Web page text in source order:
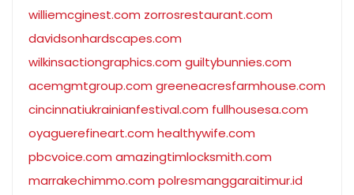
williemcginest.com zorrosrestaurant.com
davidsonhardscapes.com
wilkinsactiongraphics.com guiltybunnies.com
acemgmtgroup.com greeneacresfarmhouse.com
cincinnatiukrainianfestival.com fullhousesa.com
oyaguerefineart.com healthywife.com
pbcvoice.com amazingtimlocksmith.com
marrakechimmo.com polresmanggaraitimur.id